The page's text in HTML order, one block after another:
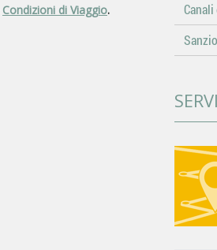
Condizioni di Viaggio.